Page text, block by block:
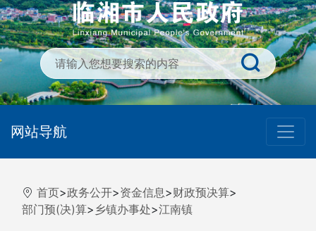
网站导航
首页>政务公开>资金信息>财政预决算>
部门预(决)算> 乡镇办事处>江南镇